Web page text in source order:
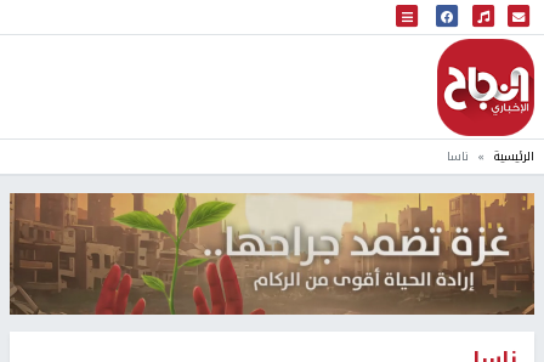
البث المباشر
إذاعة النجاح
الرئيسية ناسا